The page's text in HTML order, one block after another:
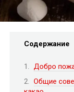
Содержание
Добро
Общие